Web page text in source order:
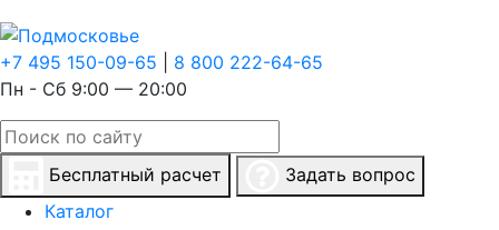
+7 495 150-09-65
8 800 222-64-65
Пн - Сб 9:00 — 20:00
Бесплатный расчет
Задать вопрос
Каталог